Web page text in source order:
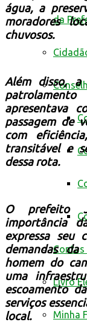
da
Contas
Livro
Minha
água, a
moradores
chuvosos.
Além disso,
apresentava
passagem de
com
transitável e
dessa rota.
O prefeito
importância
expressa seu
demandas
homem do
uma
escoamento
serviços
local.